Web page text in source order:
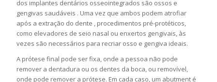
dos implantes dentários osseointegrados são ossos e
gengivas saudáveis . Uma vez que ambos podem atrofiar
após a extração do dente , procedimentos pré-protéticos,
como elevadores de seio nasal ou enxertos gengivais, às
vezes são necessários para recriar osso e gengiva ideais.
A prótese final pode ser fixa, onde a pessoa não pode
remover a dentadura ou os dentes da boca, ou removível,
onde pode remover a prótese. Em cada caso, um abutment é